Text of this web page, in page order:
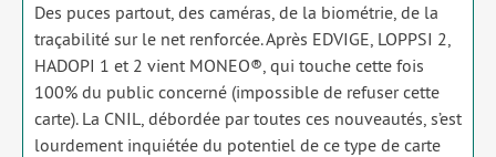
Des puces par­tout, des camé­ras, de la bio­mé­trie, de la
tra­ça­bi­li­té sur le net ren­for­cée. Après EDVIGE, LOPPSI 2,
HADOPI 1 et 2 vient MONEO®, qui touche cette fois
100% du public concer­né (impos­sible de refu­ser cette
carte). La CNIL, débor­dée par toutes ces nou­veau­tés, s’est
lour­de­ment inquié­tée du poten­tiel de ce type de carte